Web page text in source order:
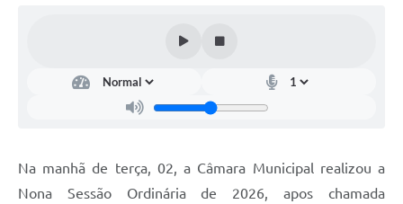
Na manhã de terça, 02, a Câmara Municipal realizou a
Nona Sessão Ordinária de 2026, apos chamada